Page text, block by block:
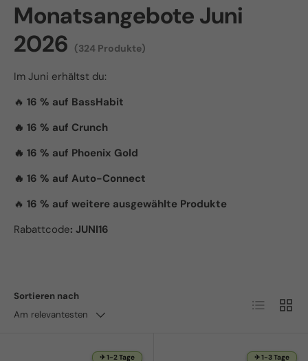
Monatsangebote Juni
2026
(324 Produkte)
Im Juni erhältst du:
🔥 16 % auf BassHabit
🔥 16 % auf Crunch
🔥 16 % auf Phoenix Gold
🔥 16 % auf Auto-Connect
🔥 16 % auf weitere ausgewählte Produkte
Rabattcode: JUNI16
Sortieren nach
Am relevantesten
Produktliste
✈ 1-2 Tage ✈ 1-3 Tage